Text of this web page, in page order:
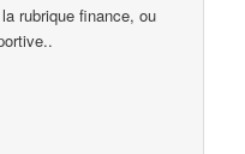
rubrique finance, ou